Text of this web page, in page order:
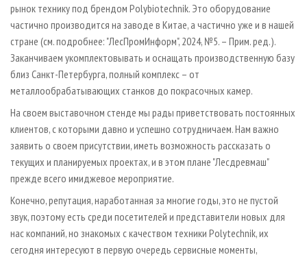
рынок технику под брендом Polybiotechnik. Это оборудование
частично производится на заводе в Китае, а частично уже и в нашей
стране (см. подробнее: "ЛесПромИнформ", 2024, №5. – Прим. ред.).
Заканчиваем укомплектовывать и оснащать производственную базу
близ Санкт-Петербурга, полный комплекс – от
металлообрабатывающих станков до покрасочных камер.
На своем выставочном стенде мы рады приветствовать постоянных
клиентов, с которыми давно и успешно сотрудничаем. Нам важно
заявить о своем присутствии, иметь возможность рассказать о
текущих и планируемых проектах, и в этом плане "Лесдревмаш"
прежде всего имиджевое мероприятие.
Конечно, репутация, наработанная за многие годы, это не пустой
звук, поэтому есть среди посетителей и представители новых для
нас компаний, но знакомых с качеством техники Polytechnik, их
сегодня интересуют в первую очередь сервисные моменты,